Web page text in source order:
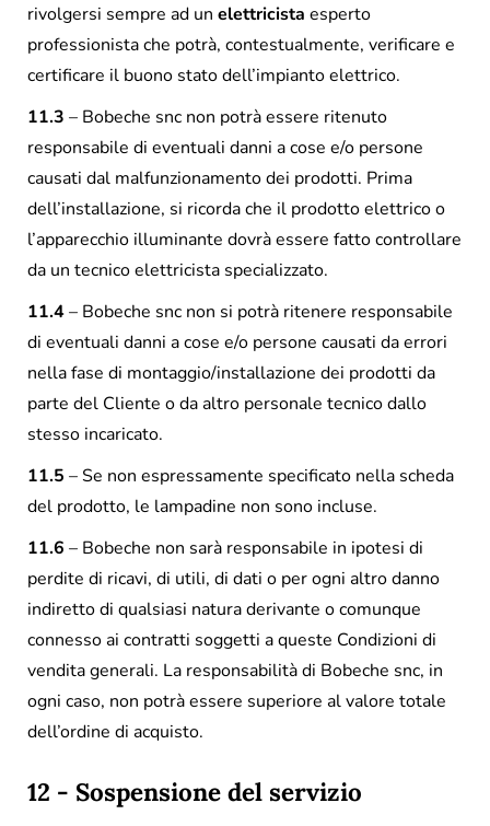
rivolgersi sempre ad un elettricista esperto
professionista che potrà, contestualmente, verificare e
certificare il buono stato dell’impianto elettrico.
11.3 – Bobeche snc non potrà essere ritenuto
responsabile di eventuali danni a cose e/o persone
causati dal malfunzionamento dei prodotti. Prima
dell’installazione, si ricorda che il prodotto elettrico o
l’apparecchio illuminante dovrà essere fatto controllare
da un tecnico elettricista specializzato.
11.4– Bobeche snc non si potrà ritenere responsabile
di eventuali danni a cose e/o persone causati da errori
nella fase di montaggio/installazione dei prodotti da
parte del Cliente o da altro personale tecnico dallo
stesso incaricato.
11.5 – Se non espressamente specificato nella scheda
del prodotto, le lampadine non sono incluse.
11.6 – Bobeche non sarà responsabile in ipotesi di
perdite di ricavi, di utili, di dati o per ogni altro danno
indiretto di qualsiasi natura derivante o comunque
connesso ai contratti soggetti a queste Condizioni di
vendita generali. La responsabilità di Bobeche snc, in
ogni caso, non potrà essere superiore al valore totale
dell’ordine di acquisto.
12 - Sospensione del servizio